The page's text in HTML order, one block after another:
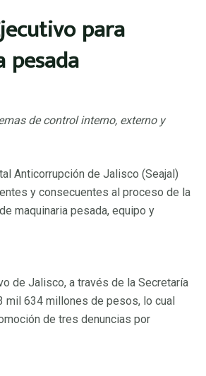
para
pesada
de control interno, externo y
Anticorrupción de Jalisco (Seajal)
y consecuentes al proceso de la
maquinaria pesada, equipo y
de Jalisco, a través de la Secretaría
mil 634 millones de pesos, lo cual
de tres denuncias por